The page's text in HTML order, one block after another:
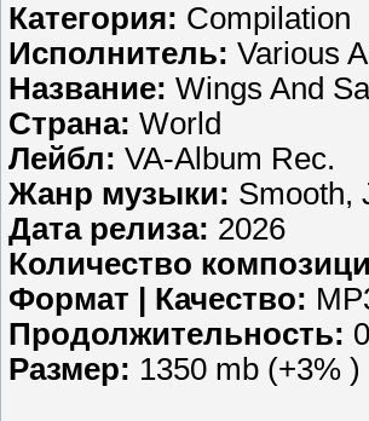
Категория: Compilation
Исполнитель: Various
Название: Wings And
Страна: World
Лейбл: VA-Album Rec.
Жанр музыки: Smooth,
Дата релиза: 2026
Количество
Формат | Качество:
Продолжительность:
Размер: 1350 mb (+3% )